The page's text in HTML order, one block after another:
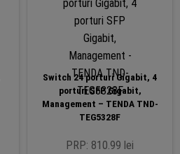
Switch 24 porturi Gigabit, 4
porturi SFP Gigabit,
Management – TENDA TND-
TEG5328F
PRP: 810.99 lei